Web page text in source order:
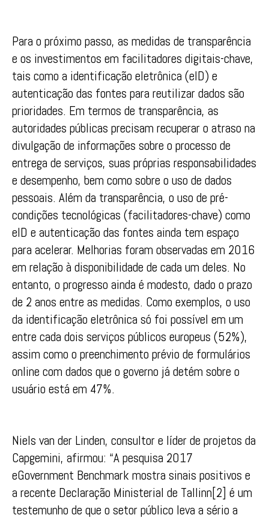
Para o próximo passo, as medidas de transparência
e os investimentos em facilitadores digitais-chave,
tais como a identificação eletrônica (eID) e
autenticação das fontes para reutilizar dados são
prioridades. Em termos de transparência, as
autoridades públicas precisam recuperar o atraso na
divulgação de informações sobre o processo de
entrega de serviços, suas próprias responsabilidades
e desempenho, bem como sobre o uso de dados
pessoais. Além da transparência, o uso de pré-
condições tecnológicas (facilitadores-chave) como
eID e autenticação das fontes ainda tem espaço
para acelerar. Melhorias foram observadas em 2016
em relação à disponibilidade de cada um deles. No
entanto, o progresso ainda é modesto, dado o prazo
de 2 anos entre as medidas. Como exemplos, o uso
da identificação eletrônica só foi possível em um
entre cada dois serviços públicos europeus (52%),
assim como o preenchimento prévio de formulários
online com dados que o governo já detém sobre o
usuário está em 47%.
Niels van der Linden, consultor e líder de projetos da
Capgemini, afirmou: “A pesquisa 2017
eGovernment Benchmark mostra sinais positivos e
a recente Declaração Ministerial de Tallinn[2] é um
testemunho de que o setor público leva a sério a